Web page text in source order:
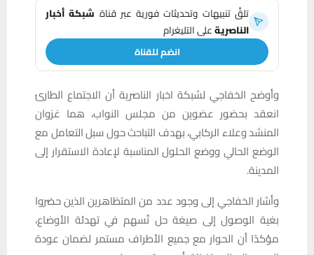
تلقَّ تنبيهات وتحديثات فورية عبر قناة شبكة أخبار
الناصريةعلى التليغرام
انضم للقناة
وأوضح الخفاجي لشبكة اخبار الناصرية أن الاجتماع الطارئ
انعقد بحضور عضوين من مجلس النواب، هما غزوان
المنشد وعلاء الركابي، بهدف التباحث حول سبل التعامل مع
الوضع الحالي ووضع الحلول المناسبة لإعادة الاستقرار إلى
المدينة.
وأشار الخفاجي إلى وجود عدد من المتظاهرين الذين حضروا
بغية الوصول إلى صيغة حل تُسهم في تهدئة الأوضاع،
مؤكدًا أن الحوار مع جميع الأطراف مستمر لضمان عودة